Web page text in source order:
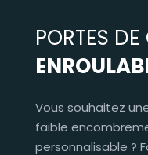
PORTES
Vous souhaitez
faible
personnalisable ?